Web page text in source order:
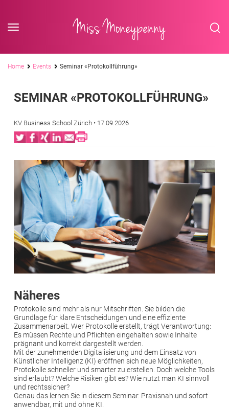
Miss Moneypenny
Pfadnavigation
Home Events Seminar «Protokollführung»
SEMINAR «PROTOKOLLFÜHRUNG»
KV Business School Zürich • 17.09.2026
Twitter
Facebook
XING
LinkedIn
Email
Print
Näheres
Protokolle sind mehr als nur Mitschriften. Sie bilden die
Grundlage für klare Entscheidungen und eine effiziente
Zusammenarbeit. Wer Protokolle erstellt, trägt Verantwortung:
Es müssen Rechte und Pflichten eingehalten sowie Inhalte
prägnant und korrekt dargestellt werden.
Mit der zunehmenden Digitalisierung und dem Einsatz von
Künstlicher Intelligenz (KI) eröffnen sich neue Möglichkeiten,
Protokolle schneller und smarter zu erstellen. Doch welche Tools
sind erlaubt? Welche Risiken gibt es? Wie nutzt man KI sinnvoll
und rechtssicher?
Genau das lernen Sie in diesem Seminar. Praxisnah und sofort
anwendbar, mit und ohne KI.